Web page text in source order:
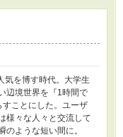
を博す時代。大学生
辺境世界を『1時間で
ことにした。ユーザ
様々な人々と交流して
のような短い間に。